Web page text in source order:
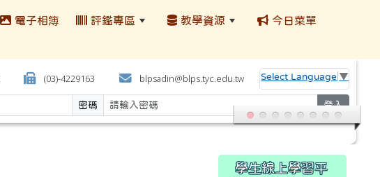
電子相簿 評鑑專區 教學資源 今日菜單
(03)-4229163 blpsadin@blps.tyc.edu.tw Select Language ▼
密碼 登入
學生線上學習平